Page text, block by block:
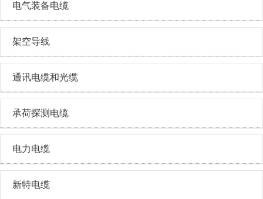
电气装备电缆
架空导线
通讯电缆和光缆
承荷探测电缆
电力电缆
新特电缆